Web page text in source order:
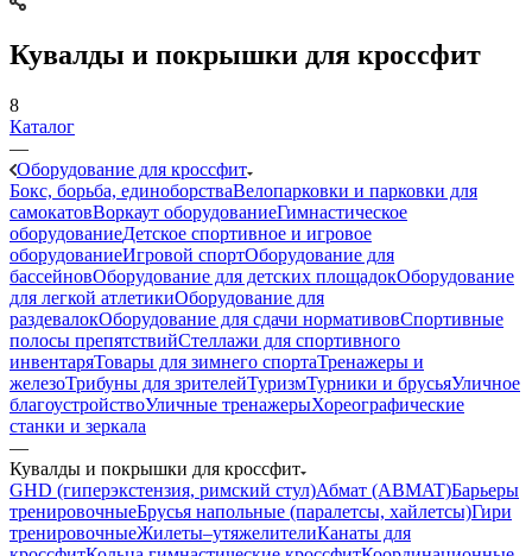
Кувалды и покрышки для кроссфит
8
Каталог
—
Оборудование для кроссфит
Бокс, борьба, единоборстваВелопарковки и парковки для
самокатовВоркаут оборудованиеГимнастическое
оборудованиеДетское спортивное и игровое
оборудованиеИгровой спортОборудование для
бассейновОборудование для детских площадокОборудование
для легкой атлетикиОборудование для
раздевалокОборудование для сдачи нормативовСпортивные
полосы препятствийСтеллажи для спортивного
инвентаряТовары для зимнего спортаТренажеры и
железоТрибуны для зрителейТуризмТурники и брусьяУличное
благоустройствоУличные тренажерыХореографические
станки и зеркала
—
Кувалды и покрышки для кроссфит
GHD (гиперэкстензия, римский стул)Абмат (ABMAT)Барьеры
тренировочныеБрусья напольные (паралетсы, хайлетсы)Гири
тренировочныеЖилеты–утяжелителиКанаты для